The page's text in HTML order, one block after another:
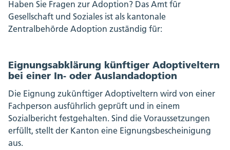
Haben Sie Fragen zur Adoption? Das Amt für
Gesellschaft und Soziales ist als kantonale
Zentralbehörde Adoption zuständig für:
Eignungsabklärung künftiger Adoptiveltern
bei einer In- oder Auslandadoption
Die Eignung zukünftiger Adoptiveltern wird von einer
Fachperson ausführlich geprüft und in einem
Sozialbericht festgehalten. Sind die Voraussetzungen
erfüllt, stellt der Kanton eine Eignungsbescheinigung
aus.